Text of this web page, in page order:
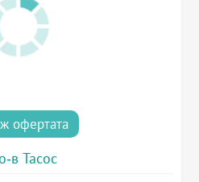
офертата
в Тасос